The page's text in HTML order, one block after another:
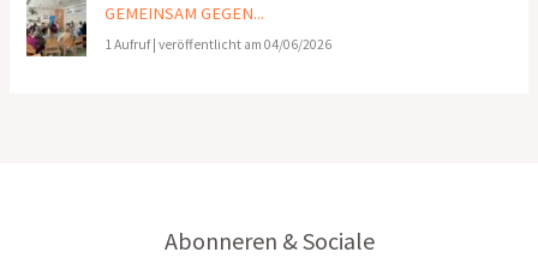
GEMEINSAM GEGEN...
1 Aufruf|veröffentlicht am 04/06/2026
Abonneren & Sociale